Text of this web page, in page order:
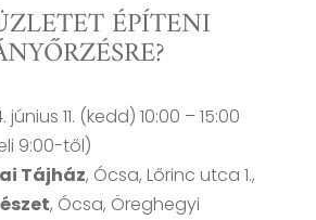
ÉPÍTENI
?
11. (kedd) 10:00 – 15:00
9:00-től)
Tájház, Ócsa, Lőrinc utca 1.,
, Ócsa, Öreghegyi